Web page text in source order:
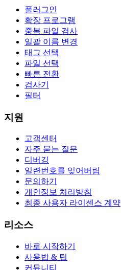
플러그인
확장 프로그램
중복 파일 검사
일괄 이름 변경
태그 선택
파일 선택
빠른 전환
검사기
필터
지원
고객센터
자주 묻는 질문
디버깅
일련번호를 잊어버림
문의하기
개인정보 처리방침
최종 사용자 라이센스 계약
리소스
바로 시작하기
사용법 & 팁
커뮤니티